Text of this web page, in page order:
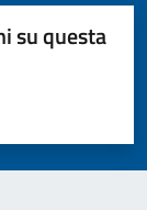
su questa